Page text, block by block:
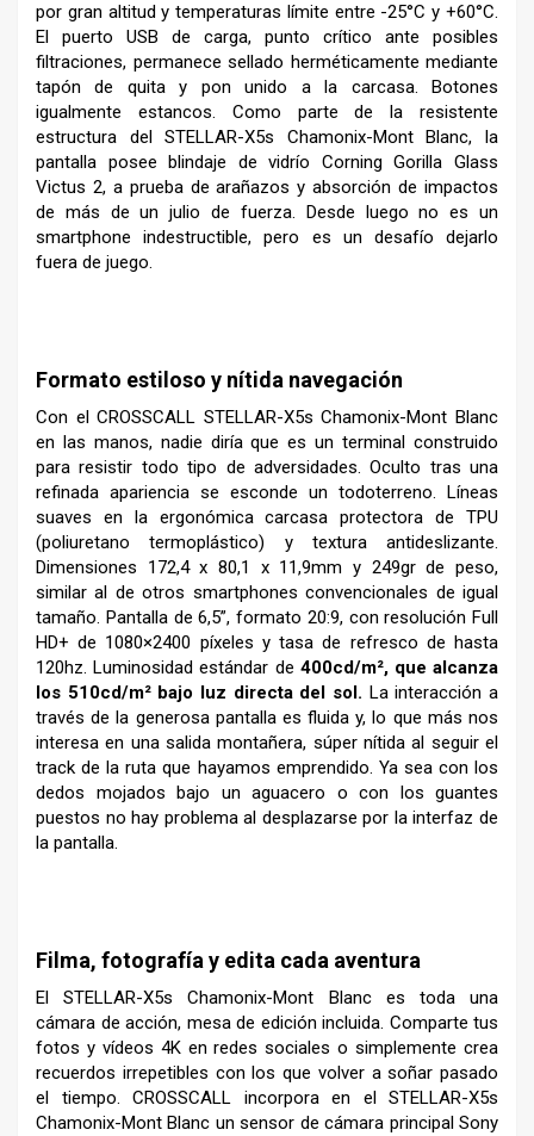
por gran altitud y temperaturas límite entre -25°C y +60°C.
El puerto USB de carga, punto crítico ante posibles
filtraciones, permanece sellado herméticamente mediante
tapón de quita y pon unido a la carcasa. Botones
igualmente estancos. Como parte de la resistente
estructura del STELLAR-X5s Chamonix-Mont Blanc, la
pantalla posee blindaje de vidrío Corning Gorilla Glass
Victus 2, a prueba de arañazos y absorción de impactos
de más de un julio de fuerza. Desde luego no es un
smartphone indestructible, pero es un desafío dejarlo
fuera de juego.
Formato estiloso y nítida navegación
Con el CROSSCALL STELLAR-X5s Chamonix-Mont Blanc
en las manos, nadie diría que es un terminal construido
para resistir todo tipo de adversidades. Oculto tras una
refinada apariencia se esconde un todoterreno. Líneas
suaves en la ergonómica carcasa protectora de TPU
(poliuretano termoplástico) y textura antideslizante.
Dimensiones 172,4 x 80,1 x 11,9mm y 249gr de peso,
similar al de otros smartphones convencionales de igual
tamaño. Pantalla de 6,5”, formato 20:9, con resolución Full
HD+ de 1080×2400 píxeles y tasa de refresco de hasta
120hz. Luminosidad estándar de 400cd/m², que alcanza
los 510cd/m² bajo luz directa del sol. La interacción a
través de la generosa pantalla es fluida y, lo que más nos
interesa en una salida montañera, súper nítida al seguir el
track de la ruta que hayamos emprendido. Ya sea con los
dedos mojados bajo un aguacero o con los guantes
puestos no hay problema al desplazarse por la interfaz de
la pantalla.
Filma, fotografía y edita cada aventura
El STELLAR-X5s Chamonix-Mont Blanc es toda una
cámara de acción, mesa de edición incluida. Comparte tus
fotos y vídeos 4K en redes sociales o simplemente crea
recuerdos irrepetibles con los que volver a soñar pasado
el tiempo. CROSSCALL incorpora en el STELLAR-X5s
Chamonix-Mont Blanc un sensor de cámara principal Sony